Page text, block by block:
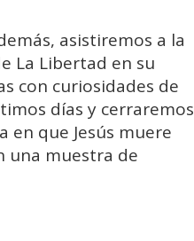
asistiremos a la
La Libertad en su
con curiosidades de
días y cerraremos
en que Jesús muere
una muestra de